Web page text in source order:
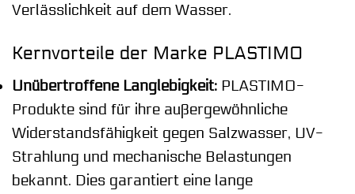
Verlässlichkeit auf dem Wasser.
Kernvorteile der Marke PLASTIMO
Unübertroffene Langlebigkeit: PLASTIMO-
Produkte sind für ihre außergewöhnliche
Widerstandsfähigkeit gegen Salzwasser, UV-
Strahlung und mechanische Belastungen
bekannt. Dies garantiert eine lange